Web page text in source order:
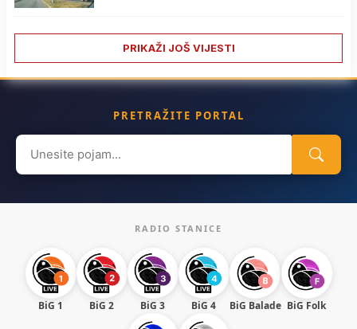
PRIKAŽI JOŠ VIJESTI
PRETRAŽITE PORTAL
Search
for:
RADIO STANICE
BiG 1 BiG 2 BiG 3 BiG 4 BiG Balade BiG Folk